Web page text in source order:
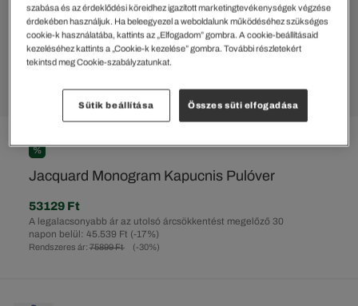
%
Jacquard Monogram Kapucnis Pulóver
Rendszeres ár: 75899 Ft (-30%)
A legalacsonyabb ár az utolsó árcsökkentést megelőző 30
napon belül: 45.539 Ft (-17%)
53129 Ft
szabása és az érdeklődési köreidhez igazított marketingtevékenységek végzése
érdekében használjuk. Ha beleegyezel a weboldalunk működéséhez szükséges
cookie-k használatába, kattints az „Elfogadom” gombra. A cookie-beállításaid
kezeléséhez kattints a „Cookie-k kezelése” gombra. További részletekért
tekintsd meg Cookie-szabályzatunkat.
Sütik beállítása Összes süti elfogadása